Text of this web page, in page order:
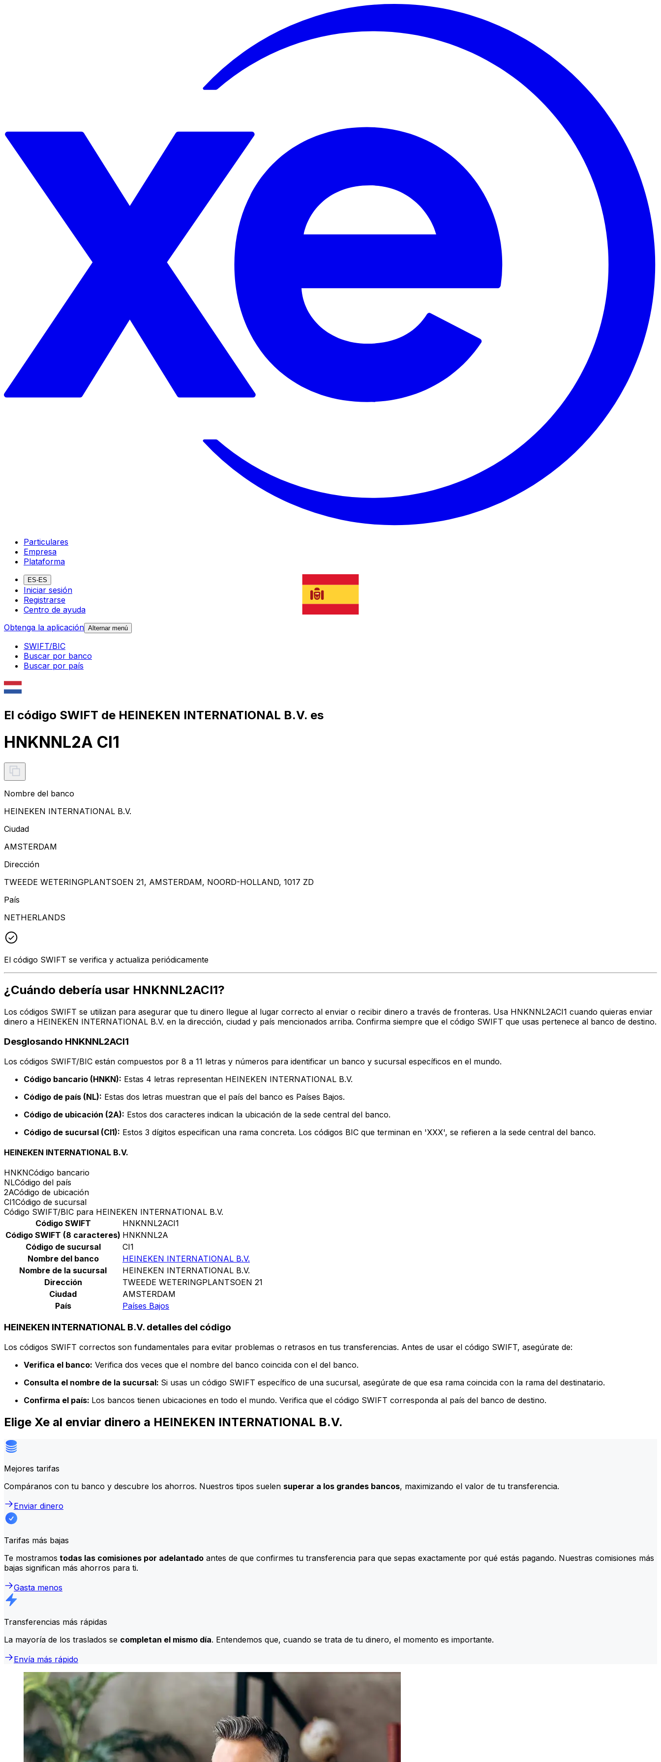
Particulares
Empresa
Plataforma
ES-ES
Iniciar sesión
Registrarse
Centro de ayuda
Obtenga la aplicación Alternar menú
SWIFT/BIC
Buscar por banco
Buscar por país
El código SWIFT de HEINEKEN INTERNATIONAL B.V. es
HNKNNL2A CI1
Nombre del banco
HEINEKEN INTERNATIONAL B.V.
Ciudad
AMSTERDAM
Dirección
TWEEDE WETERINGPLANTSOEN 21, AMSTERDAM, NOORD-HOLLAND, 1017 ZD
País
NETHERLANDS
El código SWIFT se verifica y actualiza periódicamente
¿Cuándo debería usar HNKNNL2ACI1?
Los códigos SWIFT se utilizan para asegurar que tu dinero llegue al lugar correcto al enviar o recibir dinero a través de fronteras. Usa HNKNNL2ACI1 cuando quieras enviar
dinero a HEINEKEN INTERNATIONAL B.V. en la dirección, ciudad y país mencionados arriba. Confirma siempre que el código SWIFT que usas pertenece al banco de destino.
Desglosando HNKNNL2ACI1
Los códigos SWIFT/BIC están compuestos por 8 a 11 letras y números para identificar un banco y sucursal específicos en el mundo.
Código bancario (HNKN): Estas 4 letras representan HEINEKEN INTERNATIONAL B.V.
Código de país (NL): Estas dos letras muestran que el país del banco es Países Bajos.
Código de ubicación (2A): Estos dos caracteres indican la ubicación de la sede central del banco.
Código de sucursal (CI1): Estos 3 dígitos especifican una rama concreta. Los códigos BIC que terminan en 'XXX', se refieren a la sede central del banco.
HEINEKEN INTERNATIONAL B.V.
HNKNCódigo bancario
NLCódigo del país
2ACódigo de ubicación
CI1Código de sucursal
Código SWIFT/BIC para HEINEKEN INTERNATIONAL B.V.
Código SWIFT
HNKNNL2ACI1
Código SWIFT (8 caracteres) HNKNNL2A
Código de sucursal
CI1
Nombre del banco
HEINEKEN INTERNATIONAL B.V.
Nombre de la sucursal
HEINEKEN INTERNATIONAL B.V.
Dirección
TWEEDE WETERINGPLANTSOEN 21
Ciudad
AMSTERDAM
País
Países Bajos
HEINEKEN INTERNATIONAL B.V. detalles del código
Los códigos SWIFT correctos son fundamentales para evitar problemas o retrasos en tus transferencias. Antes de usar el código SWIFT, asegúrate de:
Verifica el banco: Verifica dos veces que el nombre del banco coincida con el del banco.
Consulta el nombre de la sucursal: Si usas un código SWIFT específico de una sucursal, asegúrate de que esa rama coincida con la rama del destinatario.
Confirma el país: Los bancos tienen ubicaciones en todo el mundo. Verifica que el código SWIFT corresponda al país del banco de destino.
Elige Xe al enviar dinero a HEINEKEN INTERNATIONAL B.V.
Mejores tarifas
Compáranos con tu banco y descubre los ahorros. Nuestros tipos suelen superar a los grandes bancos, maximizando el valor de tu transferencia.
Enviar dinero
Tarifas más bajas
Te mostramos todas las comisiones por adelantado antes de que confirmes tu transferencia para que sepas exactamente por qué estás pagando. Nuestras comisiones más
bajas significan más ahorros para ti.
Gasta menos
Transferencias más rápidas
La mayoría de los traslados se completan el mismo día. Entendemos que, cuando se trata de tu dinero, el momento es importante.
Envía más rápido